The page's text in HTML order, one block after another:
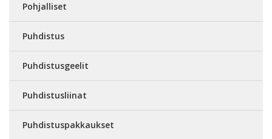
Pohjalliset
Puhdistus
Puhdistusgeelit
Puhdistusliinat
Puhdistuspakkaukset